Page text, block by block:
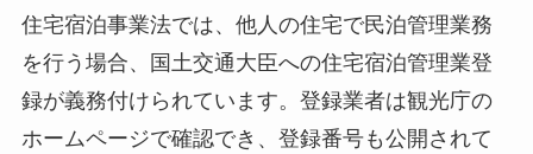
住宅宿泊事業法では、他人の住宅で民泊管理業務
を行う場合、国土交通大臣への住宅宿泊管理業登
録が義務付けられています。登録業者は観光庁の
ホームページで確認でき、登録番号も公開されて